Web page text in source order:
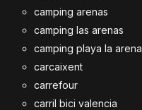
camping arenas
camping las arenas
camping playa la arena
carcaixent
carrefour
carril bici valencia